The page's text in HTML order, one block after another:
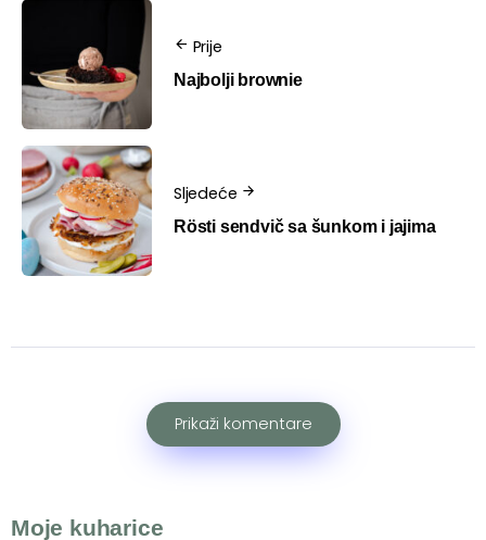
Prije
Najbolji brownie
Sljedeće
Rösti sendvič sa šunkom i jajima
Prikaži komentare
Moje kuharice